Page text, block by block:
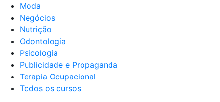
Moda
Negócios
Nutrição
Odontologia
Psicologia
Publicidade e Propaganda
Terapia Ocupacional
Todos os cursos